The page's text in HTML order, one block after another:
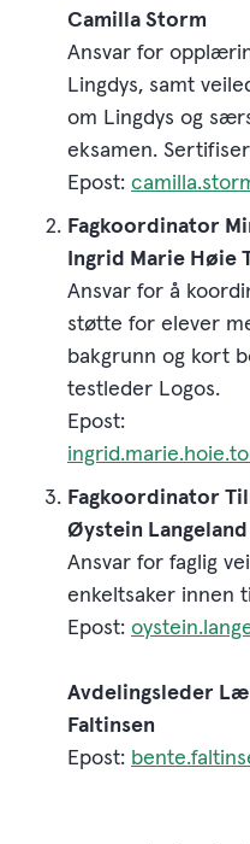
Camilla Storm
Ansvar for
Lingdys, samt
om Lingdys og
eksamen.
Epost:
Fagkoordinator
Ingrid Marie Høie
Ansvar for å
støtte for elever
bakgrunn og kort
testleder Logos.
Epost:
Fagkoordinator
Øystein Langeland
Ansvar for faglig
enkeltsaker innen
Epost:
Avdelingsleder
Faltinsen
Epost: